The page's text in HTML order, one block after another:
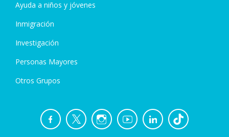
Ayuda a niños y jóvenes
Inmigración
Investigación
Personas Mayores
Otros Grupos